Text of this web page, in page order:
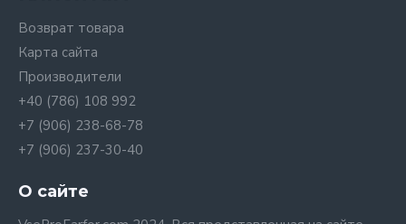
Возврат товара
Карта сайта
Производители
+40 (786) 108 992
+7 (906) 238-68-78
+7 (906) 237-30-40
О сайте